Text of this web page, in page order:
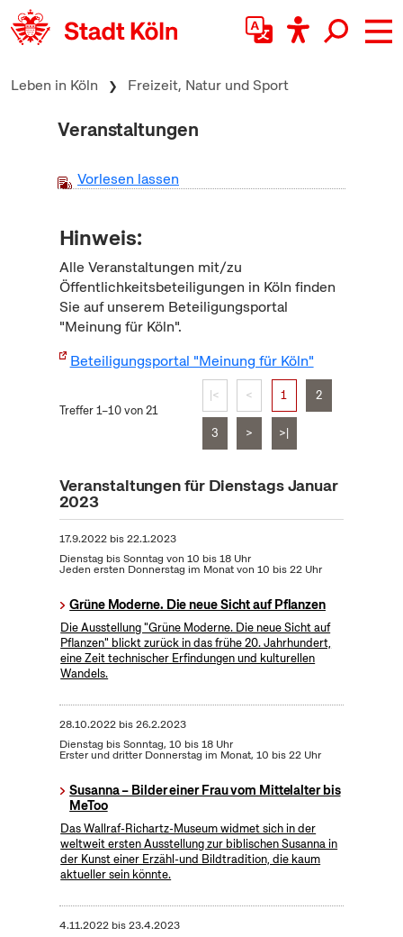
zum Inhalt springen
Leben in Köln Freizeit, Natur und Sport
Veranstaltungen
Vorlesen lassen
Hinweis:
Alle Veranstaltungen mit/zu
Öffentlichkeitsbeteiligungen in Köln finden
Sie auf unserem Beteiligungsportal
"Meinung für Köln".
Beteiligungsportal "Meinung für Köln"
Treffer 1–10 von 21
|< < 1 2
3 > >|
Veranstaltungen für Dienstags Januar
2023
17.9.2022bis22.1.2023
Dienstag bis Sonntag von 10 bis 18 Uhr
Jeden ersten Donnerstag im Monat von 10 bis 22 Uhr
Grüne Moderne. Die neue Sicht auf Pflanzen
Die Ausstellung "Grüne Moderne. Die neue Sicht auf
Pflanzen" blickt zurück in das frühe 20. Jahrhundert,
eine Zeit technischer Erfindungen und kulturellen
Wandels.
28.10.2022bis26.2.2023
Dienstag bis Sonntag, 10 bis 18 Uhr
Erster und dritter Donnerstag im Monat, 10 bis 22 Uhr
Susanna – Bilder einer Frau vom Mittelalter bis
MeToo
Das Wallraf-Richartz-Museum widmet sich in der
weltweit ersten Ausstellung zur biblischen Susanna in
der Kunst einer Erzähl-und Bildtradition, die kaum
aktueller sein könnte.
4.11.2022bis23.4.2023